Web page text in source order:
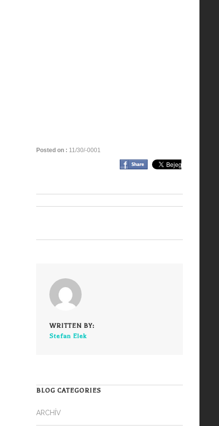
Posted on : 11/30/-0001
WRITTEN BY:
Stefan Elek
BLOG CATEGORIES
ARCHÍV